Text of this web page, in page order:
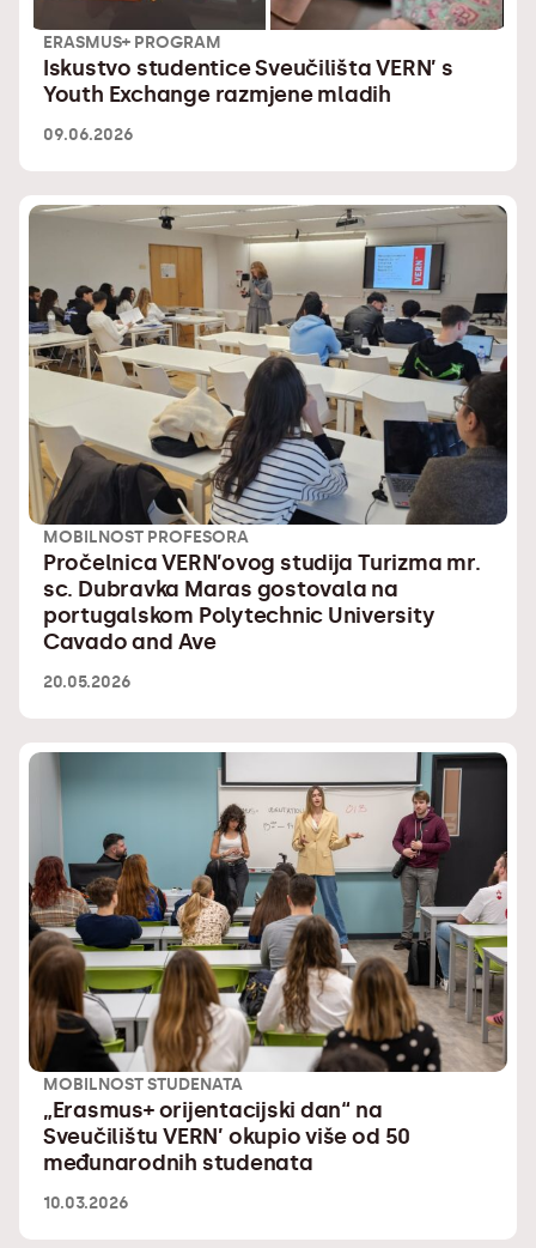
ERASMUS+ PROGRAM
Iskustvo studentice Sveučilišta VERN’ s
Youth Exchange razmjene mladih
09.06.2026
MOBILNOST PROFESORA
Pročelnica VERN’ovog studija Turizma mr.
sc. Dubravka Maras gostovala na
portugalskom Polytechnic University
Cavado and Ave
20.05.2026
MOBILNOST STUDENATA
„Erasmus+ orijentacijski dan“ na
Sveučilištu VERN’ okupio više od 50
međunarodnih studenata
10.03.2026